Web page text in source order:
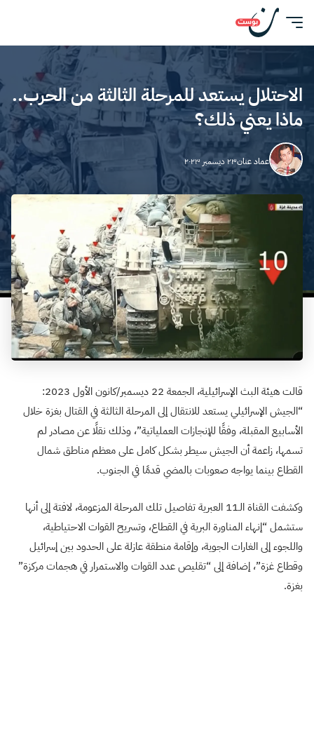
الاحتلال يستعد للمرحلة الثالثة من الحرب..
ماذا يعني ذلك؟
عماد عنان٢٣ ديسمبر ٢٠٢٣
قالت هيئة البث الإسرائيلية، الجمعة 22 ديسمبر/كانون الأول 2023:
“الجيش الإسرائيلي يستعد للانتقال إلى المرحلة الثالثة في القتال بغزة خلال
الأسابيع المقبلة، وفقًا للإنجازات العملياتية”، وذلك نقلًا عن مصادر لم
تسمها، زاعمة أن الجيش سيطر بشكل كامل على معظم مناطق شمال
القطاع بينما يواجه صعوبات بالمضي قدمًا في الجنوب.
وكشفت القناة الـ11 العبرية تفاصيل تلك المرحلة المزعومة، لافتة إلى أنها
ستشمل “إنهاء المناورة البرية في القطاع، وتسريح القوات الاحتياطية،
واللجوء إلى الغارات الجوية، وإقامة منطقة عازلة على الحدود بين إسرائيل
وقطاع غزة”، إضافة إلى “تقليص عدد القوات والاستمرار في هجمات مركزة”
بغزة.